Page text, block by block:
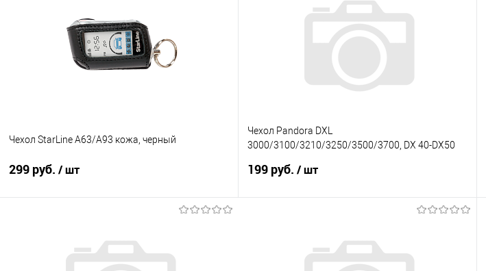
Чехол StarLine A63/A93 кожа, черный
299 руб. / шт
Купить в 1 клик
Сравнение
Чехол Pandora DXL
3000/3100/3210/3250/3500/3700, DX 40-DX50
199 руб. / шт
Купить в 1 клик
Сравнение